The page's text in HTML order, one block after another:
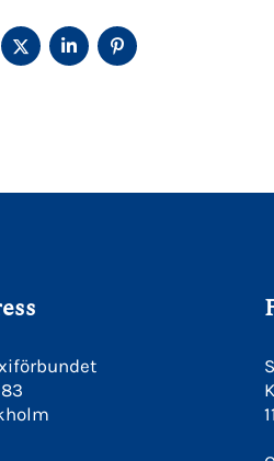
FACEBOOK
DELA
PÅ
TWITTER
DELA
PÅ
LINKEDIN
DELA
PÅ